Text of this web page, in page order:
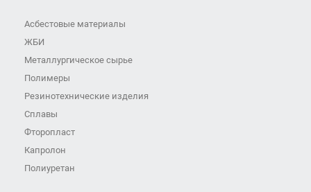
Асбестовые материалы
ЖБИ
Металлургическое сырье
Полимеры
Резинотехнические изделия
Сплавы
Фторопласт
Капролон
Полиуретан